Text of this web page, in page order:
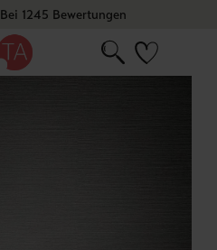
Bei 1245 Bewertungen